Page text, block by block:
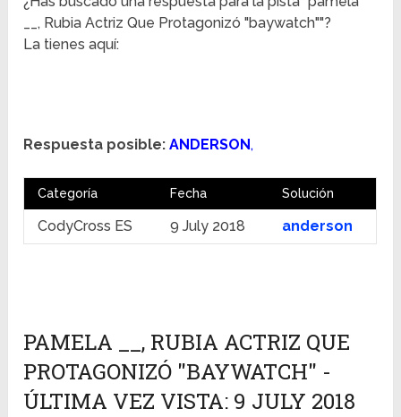
__, Rubia Actriz Que Protagonizó "baywatch""?
La tienes aquí:
Respuesta posible: ANDERSON,
Categoría Fecha Solución
CodyCross ES 9 July 2018 anderson
PAMELA __, RUBIA ACTRIZ QUE
PROTAGONIZÓ "BAYWATCH" -
ÚLTIMA VEZ VISTA: 9 JULY 2018